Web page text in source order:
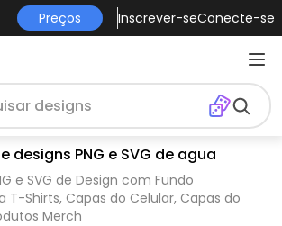
Preços Inscrever-seConecte-se
designs PNG e SVG de agua
e SVG de Design com Fundo
T-Shirts, Capas do Celular, Capas do
Merch